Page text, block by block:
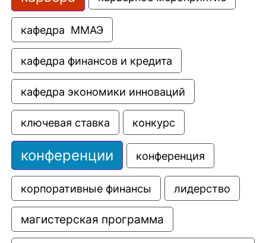
кафедра  ММАЭ
кафедра финансов и кредита
кафедра экономики инноваций
ключевая ставка конкурс
конференции конференция
корпоративные финансы лидерство
магистерская программа